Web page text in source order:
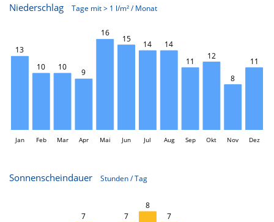
Niederschlag Tage mit > 1 l/m² / Monat
13
10
10
9
16
15
14
14
11
12
8
11
Jan Feb Mar Apr Mai Jun Jul Aug Sep Okt Nov Dez
Sonnenscheindauer Stunden / Tag
7 7
8
7